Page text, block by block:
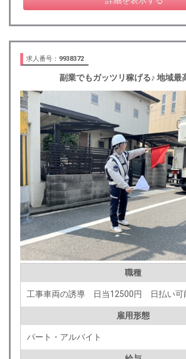
求人番号： 9938372
副業でもガッツリ稼げる♪ 地域最
職種
工事車両の誘導 日当12500円 日払い可
雇用形態
パート・アルバイト